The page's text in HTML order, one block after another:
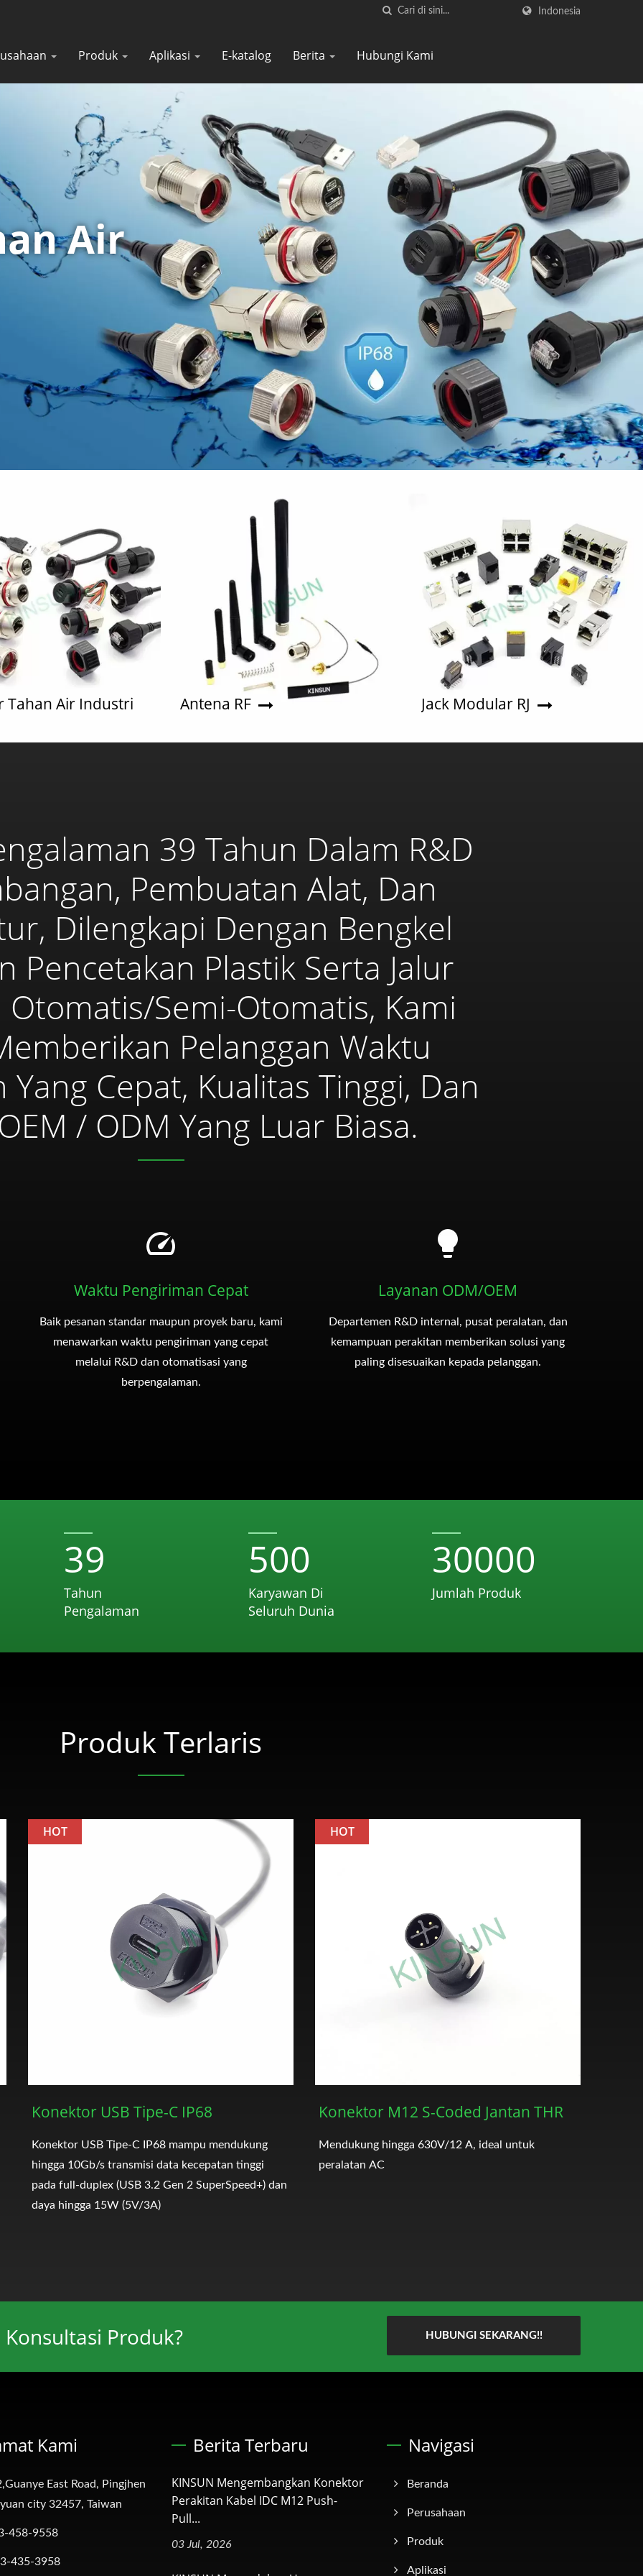
Indonesia
Produk Aplikasi E-katalog Berita Hubungi Kami
Air
Tahan Air Industri Antena RF Jack Modular RJ
39 Tahun Dalam R&D
Pembuatan Alat, Dan
Dilengkapi Dengan Bengkel
Pencetakan Plastik Serta Jalur
Otomatis/semi-Otomatis, Kami
Pelanggan Waktu
Cepat, Kualitas Tinggi, Dan
/ ODM Yang Luar Biasa.
Waktu Pengiriman Cepat
Baik pesanan standar maupun proyek baru, kami
menawarkan waktu pengiriman yang cepat
melalui R&D dan otomatisasi yang
berpengalaman.
Layanan ODM/OEM
Departemen R&D internal, pusat peralatan, dan
kemampuan perakitan memberikan solusi yang
paling disesuaikan kepada pelanggan.
39
Tahun
Pengalaman
500
Karyawan Di
Seluruh Dunia
30000
Jumlah Produk
Produk Terlaris
HOT
Konektor USB Tipe-C IP68
Konektor USB Tipe-C IP68 mampu mendukung
hingga 10Gb/s transmisi data kecepatan tinggi
pada full-duplex (USB 3.2 Gen 2 SuperSpeed+) dan
daya hingga 15W (5V/3A)
HOT
Konektor M12 S-Coded Jantan THR
Mendukung hingga 630V/12 A, ideal untuk
peralatan AC
Produk? HUBUNGI SEKARANG!!
Kami
East Road, Pingjhen
city 32457, Taiwan
458-9558
435-3958
Berita Terbaru
KINSUN Mengembangkan Konektor
Perakitan Kabel IDC M12 Push-
Pull...
03 Jul, 2026
Navigasi
Beranda
Perusahaan
Produk
Aplikasi